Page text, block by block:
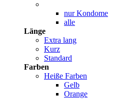
nur Kondome
alle
Länge
Extra lang
Kurz
Standard
Farben
Heiße Farben
Gelb
Orange